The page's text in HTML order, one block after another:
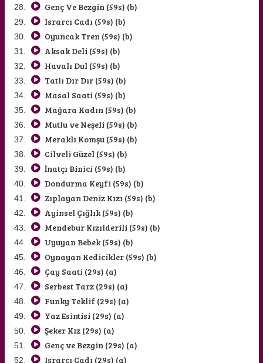
Genç Ve Bezgin (59s) (b)
Israrcı Cadı (59s) (b)
Oyuncak Tren (59s) (b)
Aksak Deli (59s) (b)
Havalı Dul (59s) (b)
Tatlı Dır Dır (59s) (b)
Masal Saati (59s) (b)
Mağara Kadın (59s) (b)
Mutlu ve Neşeli (59s) (b)
Meraklı Komşu (59s) (b)
Cilveli Güzel (59s) (b)
İnatçı Binici (59s) (b)
Dondurma Keyfi (59s) (b)
Zıplayan Deniz Kızı (59s) (b)
Ayinsel Çığlık (59s) (b)
Mendebur Kızılderili (59s) (b)
Uyuyan Bebek (59s) (b)
Oynayan Kedicikler (59s) (b)
Çay Saati (29s) (a)
Serbest Tarz (29s) (a)
Funky Teklif (29s) (a)
Yaz Esintisi (29s) (a)
Şeker Kız (29s) (a)
Genç ve Bezgin (29s) (a)
Israrcı Cadı (29s) (a)